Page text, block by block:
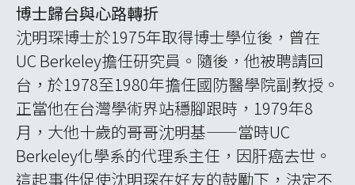
博士歸台與心路轉折
沈明琛博士於1975年取得博士學位後，曾在
UC Berkeley擔任研究員。隨後，他被聘請回
台，於1978至1980年擔任國防醫學院副教授。
正當他在台灣學術界站穩腳跟時，1979年8
月，大他十歲的哥哥沈明基——當時UC
Berkeley化學系的代理系主任，因肝癌去世。
這起事件促使沈明琛在好友的鼓勵下，決定不